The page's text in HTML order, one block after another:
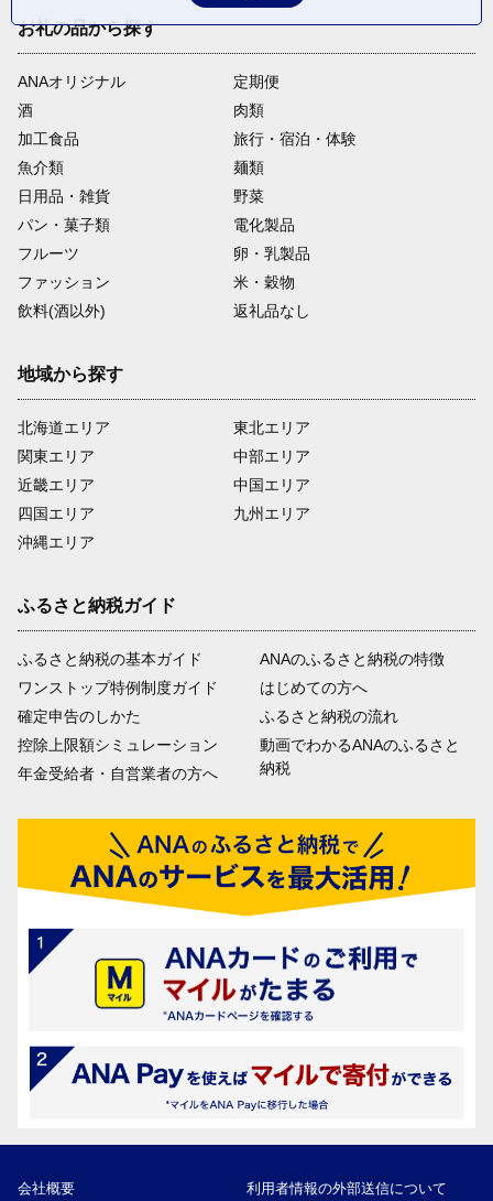
お礼の品から探す
ANAオリジナル
定期便
酒
肉類
加工食品
旅行・宿泊・体験
魚介類
麺類
日用品・雑貨
野菜
パン・菓子類
電化製品
フルーツ
卵・乳製品
ファッション
米・穀物
飲料(酒以外)
返礼品なし
地域から探す
北海道エリア
関東エリア
近畿エリア
四国エリア
沖縄エリア
東北エリア
中部エリア
中国エリア
九州エリア
ふるさと納税ガイド
ふるさと納税の基本ガイド
ワンストップ特例制度ガイド
確定申告のしかた
控除上限額シミュレーション
年金受給者・自営業者の方へ
ANAのふるさと納税の特徴
はじめての方へ
ふるさと納税の流れ
動画でわかるANAのふるさと
納税
会社概要 利用者情報の外部送信について